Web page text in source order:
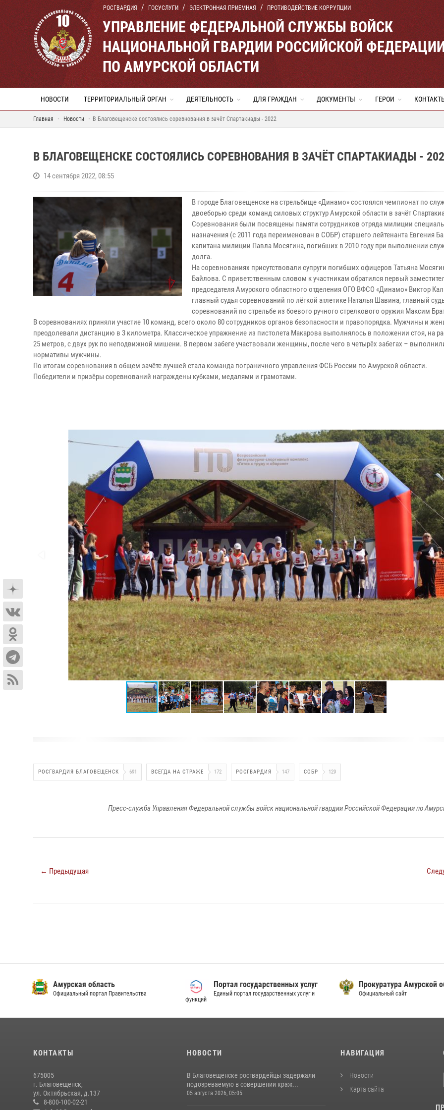
РОСГВАРДИЯ ГОСУСЛУГИ ЭЛЕКТРОННАЯ ПРИЕМНАЯ ПРОТИВОДЕЙСТВИЕ КОРРУПЦИИ
УПРАВЛЕНИЕ ФЕДЕРАЛЬНОЙ СЛУЖБЫ ВОЙСК
НАЦИОНАЛЬНОЙ ГВАРДИИ РОССИЙСКОЙ
ПО АМУРСКОЙ ОБЛАСТИ
НОВОСТИ ТЕРРИТОРИАЛЬНЫЙ ОРГАН ДЕЯТЕЛЬНОСТЬ ДЛЯ ГРАЖДАН ДОКУМЕНТЫ ГЕРОИ
Главная Новости В Благовещенске состоялись соревнования в зачёт Спартакиады - 2022
В БЛАГОВЕЩЕНСКЕ СОСТОЯЛИСЬ СОРЕВНОВАНИЯ В ЗАЧЁТ СПАРТАКИАДЫ -
14 сентября 2022, 08:55
В городе Благовещенске на стрельбище «Динамо» состоялся чемпионат по
двоеборью среди команд силовых структур Амурской области в зачёт
Соревнования были посвящены памяти сотрудников отряда милиции
назначения (с 2011 года переименован в СОБР) старшего лейтенанта Евгения
капитана милиции Павла Мосягина, погибших в 2010 году при выполнении
долга.
На соревнованиях присутствовали супруги погибших офицеров Татьяна
Байлова. С приветственным словом к участникам обратился первый
председателя Амурского областного отделения ОГО ВФСО «Динамо» Виктор
главный судья соревнований по лёгкой атлетике Наталья Шавина, главный
соревнований по стрельбе из боевого ручного стрелкового оружия Максим
В соревнованиях приняли участие 10 команд, всего около 80 сотрудников органов безопасности и правопорядка. Мужчины и
преодолевали дистанцию в 3 километра. Классическое упражнение из пистолета Макарова выполнялось в положении стоя, на
25 метров, с двух рук по неподвижной мишени. В первом забеге участвовали женщины, после чего в четырёх забегах –
нормативы мужчины.
По итогам соревнования в общем зачёте лучшей стала команда пограничного управления ФСБ России по Амурской области.
Победители и призёры соревнований награждены кубками, медалями и грамотами.
РОСГВАРДИЯ БЛАГОВЕЩЕНСК 691 ВСЕГДА НА СТРАЖЕ 172 РОСГВАРДИЯ 147 СОБР 129
Пресс-служба Управления Федеральной службы войск национальной гвардии Российской Федерации по
← Предыдущая
Амурская область
Официальный портал Правительства
Портал государственных услуг
Единый портал государственных услуг и
функций
Прокуратура Амурской
Официальный сайт
КОНТАКТЫ
675005
г. Благовещенск,
ул. Октябрьская, д.137
8-800-100-02-21
НОВОСТИ
В Благовещенске росгвардейцы задержали
подозреваемую в совершении краж...
05 августа 2026, 05:05
НАВИГАЦИЯ
Новости
Карта сайта